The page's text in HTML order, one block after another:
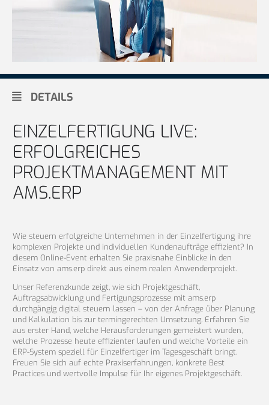
DETAILS
EINZELFERTIGUNG LIVE:
ERFOLGREICHES
PROJEKTMANAGEMENT MIT
AMS.ERP
Wie steuern erfolgreiche Unternehmen in der Einzelfertigung ihre
komplexen Projekte und individuellen Kundenaufträge effizient? In
diesem Online-Event erhalten Sie praxisnahe Einblicke in den
Einsatz von ams.erp direkt aus einem realen Anwenderprojekt.
Unser Referenzkunde zeigt, wie sich Projektgeschäft,
Auftragsabwicklung und Fertigungsprozesse mit ams.erp
durchgängig digital steuern lassen – von der Anfrage über Planung
und Kalkulation bis zur termingerechten Umsetzung. Erfahren Sie
aus erster Hand, welche Herausforderungen gemeistert wurden,
welche Prozesse heute effizienter laufen und welche Vorteile ein
ERP-System speziell für Einzelfertiger im Tagesgeschäft bringt.
Freuen Sie sich auf echte Praxiserfahrungen, konkrete Best
Practices und wertvolle Impulse für Ihr eigenes Projektgeschäft.